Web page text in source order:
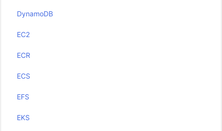
DynamoDB
EC2
ECR
ECS
EFS
EKS